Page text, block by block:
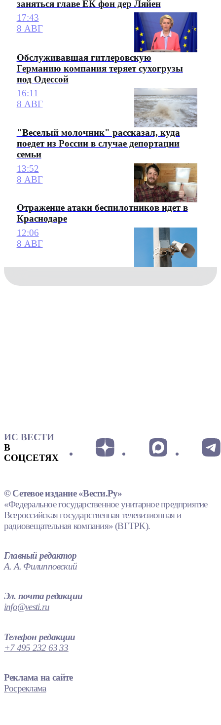
заняться главе ЕК фон дер Ляйен
17:43
8 АВГ
Обслуживавшая гитлеровскую
Германию компания теряет сухогрузы
под Одессой
16:11
8 АВГ
"Веселый молочник" рассказал, куда
поедет из России в случае депортации
семьи
13:52
8 АВГ
Отражение атаки беспилотников идет в
Краснодаре
12:06
8 АВГ
ИС ВЕСТИ
В
СОЦСЕТЯХ
© Сетевое издание «Вести.Ру»
«Федеральное государственное унитарное предприятие
Всероссийская государственная телевизионная и
радиовещательная компания» (ВГТРК).
Главный редактор
А. А. Филипповский
Эл. почта редакции
info@vesti.ru
Телефон редакции
+7 495 232 63 33
Реклама на сайте
Росреклама